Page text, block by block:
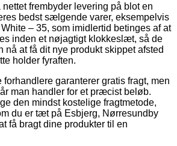
frembyder levering på blot en
bedst sælgende varer, eksempelvis
– 35, som imidlertid betinges af at
inden et nøjagtigt klokkeslæt, så de
nå at få dit nye produkt skippet afsted
holder fyraften.
garanterer gratis fragt, men
man handler for et præcist beløb.
den mindst kostelige fragtmetode,
du er tæt på Esbjerg, Nørresundby
få bragt dine produkter til en